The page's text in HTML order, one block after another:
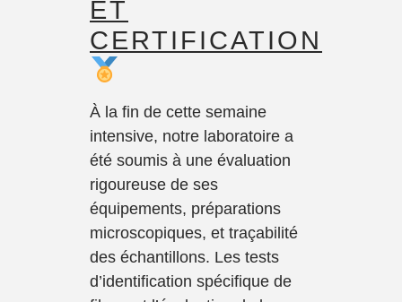
ET
CERTIFICATION
À la fin de cette semaine
intensive, notre laboratoire a
été soumis à une évaluation
rigoureuse de ses
équipements, préparations
microscopiques, et traçabilité
des échantillons. Les tests
d’identification spécifique de